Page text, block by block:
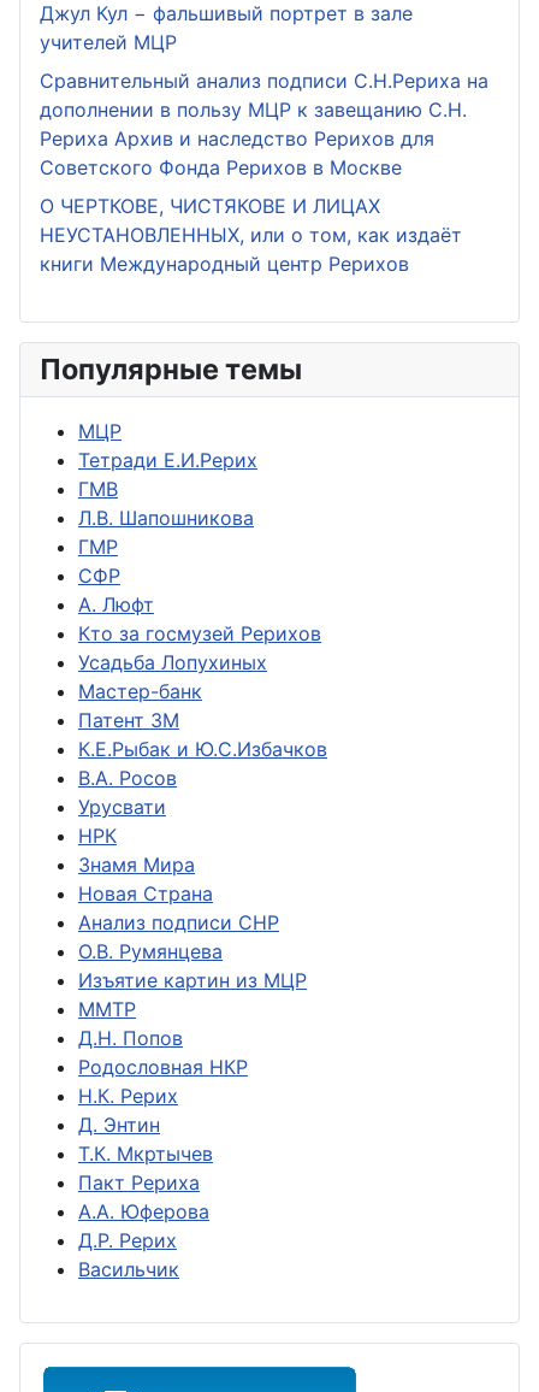
Джул Кул − фальшивый портрет в зале
учителей МЦР
Сравнительный анализ подписи С.Н.Рериха на
дополнении в пользу МЦР к завещанию С.Н.
Рериха Архив и наследство Рерихов для
Советского Фонда Рерихов в Москве
О ЧЕРТКОВЕ, ЧИСТЯКОВЕ И ЛИЦАХ
НЕУСТАНОВЛЕННЫХ, или о том, как издаёт
книги Международный центр Рерихов
Популярные темы
МЦР
Тетради Е.И.Рерих
ГМВ
Л.В. Шапошникова
ГМР
СФР
А. Люфт
Кто за госмузей Рерихов
Усадьба Лопухиных
Мастер-банк
Патент ЗМ
К.Е.Рыбак и Ю.С.Избачков
В.А. Росов
Урусвати
НРК
Знамя Мира
Новая Страна
Анализ подписи СНР
О.В. Румянцева
Изъятие картин из МЦР
ММТР
Д.Н. Попов
Родословная НКР
Н.К. Рерих
Д. Энтин
Т.К. Мкртычев
Пакт Рериха
А.А. Юферова
Д.Р. Рерих
Васильчик